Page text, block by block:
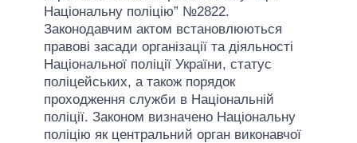
Національну поліцію” №2822.
Законодавчим актом встановлюються
правові засади організації та діяльності
Національної поліції України, статус
поліцейських, а також порядок
проходження служби в Національній
поліції. Законом визначено Національну
поліцію як центральний орган виконавчої